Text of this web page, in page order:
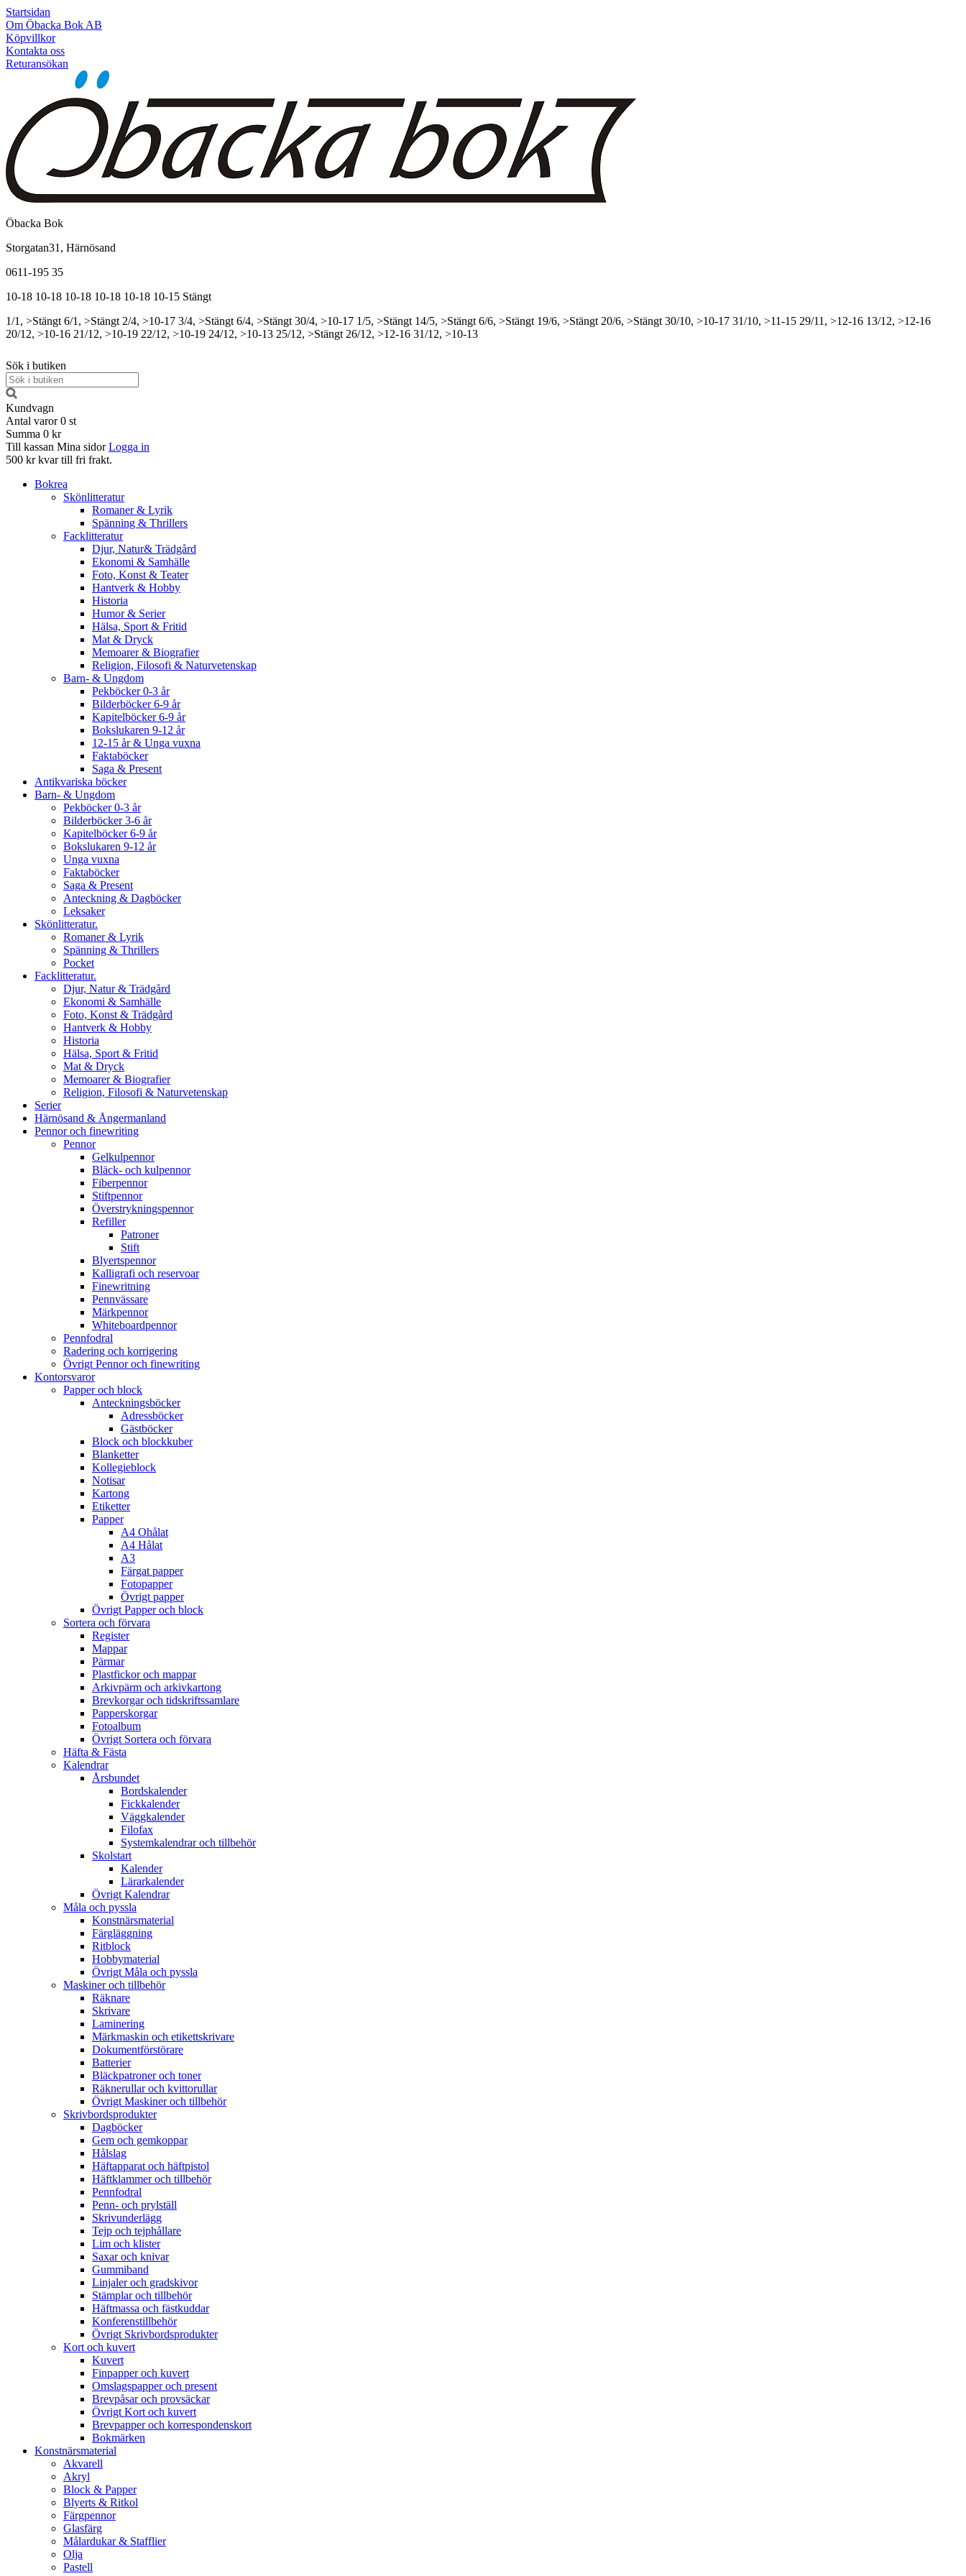
Startsidan
Om Öbacka Bok AB
Köpvillkor
Kontakta oss
Returansökan
Öbacka Bok
Storgatan31, Härnösand
0611-195 35
10-18 10-18 10-18 10-18 10-18 10-15 Stängt
1/1, >Stängt 6/1, >Stängt 2/4, >10-17 3/4, >Stängt 6/4, >Stängt 30/4, >10-17 1/5, >Stängt 14/5, >Stängt 6/6, >Stängt 19/6, >Stängt 20/6, >Stängt 30/10, >10-17 31/10, >11-15 29/11, >12-16 13/12, >12-16
20/12, >10-16 21/12, >10-19 22/12, >10-19 24/12, >10-13 25/12, >Stängt 26/12, >12-16 31/12, >10-13
Sök i butiken
Kundvagn
Antal varor 0 st
Summa 0 kr
Till kassan Mina sidor Logga in
500 kr kvar till fri frakt.
Bokrea
Skönlitteratur
Romaner & Lyrik
Spänning & Thrillers
Facklitteratur
Djur, Natur& Trädgård
Ekonomi & Samhälle
Foto, Konst & Teater
Hantverk & Hobby
Historia
Humor & Serier
Hälsa, Sport & Fritid
Mat & Dryck
Memoarer & Biografier
Religion, Filosofi & Naturvetenskap
Barn- & Ungdom
Pekböcker 0-3 år
Bilderböcker 6-9 år
Kapitelböcker 6-9 år
Bokslukaren 9-12 år
12-15 år & Unga vuxna
Faktaböcker
Saga & Present
Antikvariska böcker
Barn- & Ungdom
Pekböcker 0-3 år
Bilderböcker 3-6 år
Kapitelböcker 6-9 år
Bokslukaren 9-12 år
Unga vuxna
Faktaböcker
Saga & Present
Anteckning & Dagböcker
Leksaker
Skönlitteratur.
Romaner & Lyrik
Spänning & Thrillers
Pocket
Facklitteratur.
Djur, Natur & Trädgård
Ekonomi & Samhälle
Foto, Konst & Trädgård
Hantverk & Hobby
Historia
Hälsa, Sport & Fritid
Mat & Dryck
Memoarer & Biografier
Religion, Filosofi & Naturvetenskap
Serier
Härnösand & Ångermanland
Pennor och finewriting
Pennor
Gelkulpennor
Bläck- och kulpennor
Fiberpennor
Stiftpennor
Överstrykningspennor
Refiller
Patroner
Stift
Blyertspennor
Kalligrafi och reservoar
Finewritning
Pennvässare
Märkpennor
Whiteboardpennor
Pennfodral
Radering och korrigering
Övrigt Pennor och finewriting
Kontorsvaror
Papper och block
Anteckningsböcker
Adressböcker
Gästböcker
Block och blockkuber
Blanketter
Kollegieblock
Notisar
Kartong
Etiketter
Papper
A4 Ohålat
A4 Hålat
A3
Färgat papper
Fotopapper
Övrigt papper
Övrigt Papper och block
Sortera och förvara
Register
Mappar
Pärmar
Plastfickor och mappar
Arkivpärm och arkivkartong
Brevkorgar och tidskriftssamlare
Papperskorgar
Fotoalbum
Övrigt Sortera och förvara
Häfta & Fästa
Kalendrar
Årsbundet
Bordskalender
Fickkalender
Väggkalender
Filofax
Systemkalendrar och tillbehör
Skolstart
Kalender
Lärarkalender
Övrigt Kalendrar
Måla och pyssla
Konstnärsmaterial
Färgläggning
Ritblock
Hobbymaterial
Övrigt Måla och pyssla
Maskiner och tillbehör
Räknare
Skrivare
Laminering
Märkmaskin och etikettskrivare
Dokumentförstörare
Batterier
Bläckpatroner och toner
Räknerullar och kvittorullar
Övrigt Maskiner och tillbehör
Skrivbordsprodukter
Dagböcker
Gem och gemkoppar
Hålslag
Häftapparat och häftpistol
Häftklammer och tillbehör
Pennfodral
Penn- och prylställ
Skrivunderlägg
Tejp och tejphållare
Lim och klister
Saxar och knivar
Gummiband
Linjaler och gradskivor
Stämplar och tillbehör
Häftmassa och fästkuddar
Konferenstillbehör
Övrigt Skrivbordsprodukter
Kort och kuvert
Kuvert
Finpapper och kuvert
Omslagspapper och present
Brevpåsar och provsäckar
Övrigt Kort och kuvert
Brevpapper och korrespondenskort
Bokmärken
Konstnärsmaterial
Akvarell
Akryl
Block & Papper
Blyerts & Ritkol
Färgpennor
Glasfärg
Målardukar & Stafflier
Olja
Pastell